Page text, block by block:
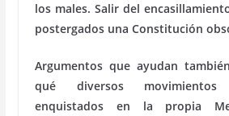
los males. Salir del
postergados una Constitución
Argumentos que ayudan
qué diversos
enquistados en la propia